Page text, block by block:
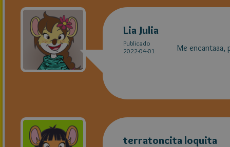
Lia Julia
Publicado
2022-04-01
Me encantaaa,
terratoncita loquita